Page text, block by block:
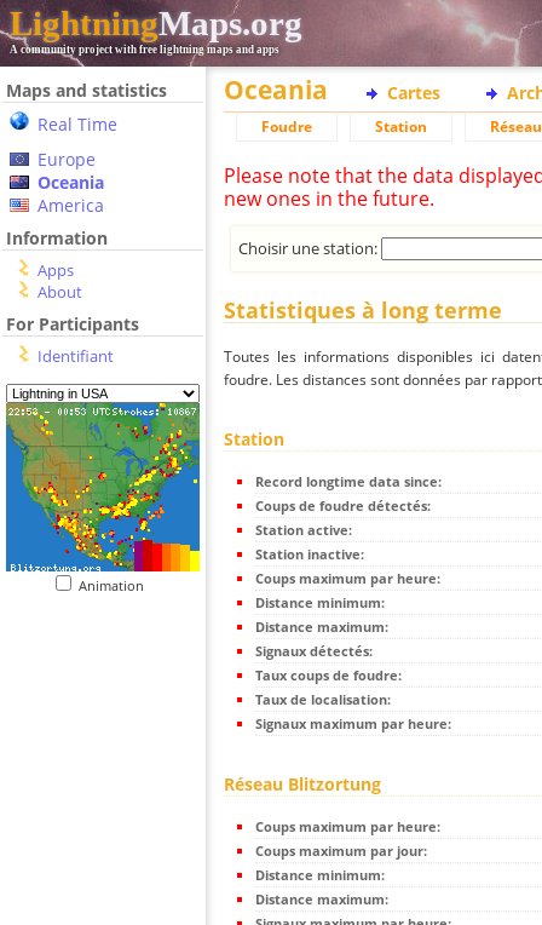
LightningMaps.org
A community project with free lightning maps and apps
Maps and statistics
Real Time
Europe
Oceania
America
Information
Apps
About
For Participants
Identifiant
Animation
Oceania Cartes
Foudre Station Réseau
Please note that the data
new ones in the future.
Choisir une station:
Statistiques à long terme
Toutes les informations disponibles ici
foudre. Les distances sont données par
Station
Record longtime data since:
Coups de foudre détectés:
Station active:
Station inactive:
Coups maximum par heure:
Distance minimum:
Distance maximum:
Signaux détectés:
Taux coups de foudre:
Taux de localisation:
Signaux maximum par heure:
Réseau Blitzortung
Coups maximum par heure:
Coups maximum par jour:
Distance minimum:
Distance maximum: